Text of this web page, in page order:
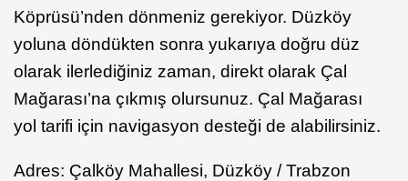
Köprüsü’nden dönmeniz gerekiyor. Düzköy
yoluna döndükten sonra yukarıya doğru düz
olarak ilerlediğiniz zaman, direkt olarak Çal
Mağarası’na çıkmış olursunuz. Çal Mağarası
yol tarifi için navigasyon desteği de alabilirsiniz.
Adres: Çalköy Mahallesi, Düzköy / Trabzon